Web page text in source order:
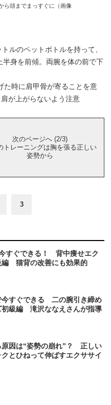
ら頭までまっすぐに（画像
ルのペットボトルを持って、
身を前傾。両腕を体の前で下
た時に肩甲骨が寄ることを意
が上がらないよう注意
次のページへ (2/3)
トレーニングは胸を張る正しい
姿勢から
3
すぐできる！ 背中痩せエク
編 猫背の改善にも効果的
今すぐできる 二の腕引き締め
初級編 滝沢ななえさんが指導
原因は“姿勢の崩れ”？ 正しい
とひねって伸ばすエクササイ